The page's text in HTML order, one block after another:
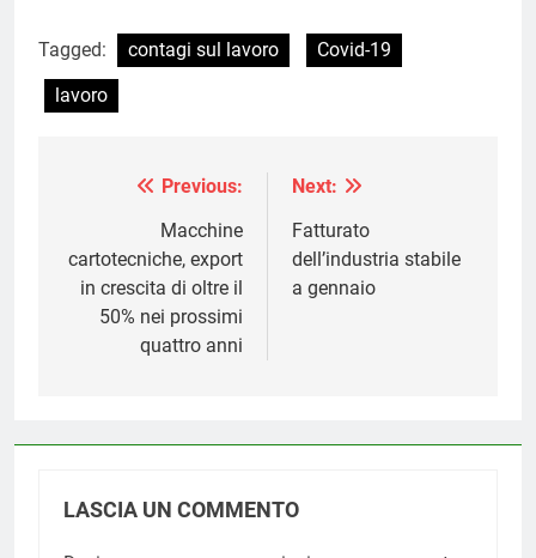
Tagged: contagi sul lavoro
Covid-19
lavoro
Navigazione
Previous:
Macchine
cartotecniche, export
in crescita di oltre il
50% nei prossimi
quattro anni
Next:
Fatturato
dell’industria stabile
a gennaio
LASCIA UN COMMENTO